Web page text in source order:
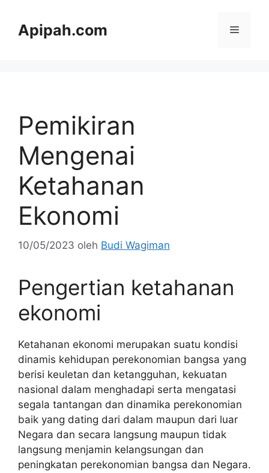
Apipah.com Menu
Pemikiran
Mengenai
Ketahanan
Ekonomi
10/05/2023 oleh Budi Wagiman
Pengertian ketahanan
ekonomi
Ketahanan ekonomi merupakan suatu kondisi
dinamis kehidupan perekonomian bangsa yang
berisi keuletan dan ketangguhan, kekuatan
nasional dalam menghadapi serta mengatasi
segala tantangan dan dinamika perekonomian
baik yang dating dari dalam maupun dari luar
Negara dan secara langsung maupun tidak
langsung menjamin kelangsungan dan
peningkatan perekonomian bangsa dan Negara.